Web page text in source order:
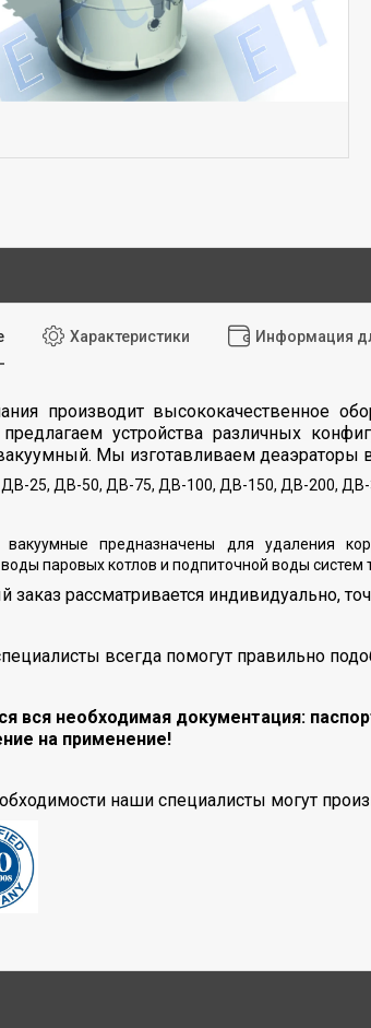
Характеристики Информация
производит высококачественное
устройства различных
Мы изготавливаем деаэраторы
25, ДВ-50, ДВ-75, ДВ-100, ДВ-150, ДВ-200, ДВ-
предназначены для удаления
паровых котлов и подпиточной воды систем
рассматривается индивидуально,
всегда помогут правильно
вся необходимая документация:
на применение!
наши специалисты могут